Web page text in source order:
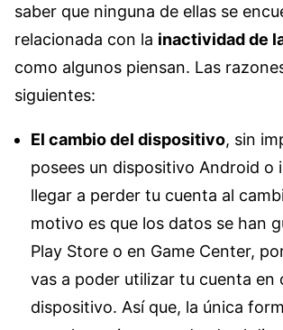
saber que ninguna de ellas se
relacionada con la inactividad de
como algunos piensan. Las
siguientes:
El cambio del dispositivo, sin
posees un dispositivo Android o
llegar a perder tu cuenta al
motivo es que los datos se han
Play Store o en Game Center,
vas a poder utilizar tu cuenta en
dispositivo. Así que, la única